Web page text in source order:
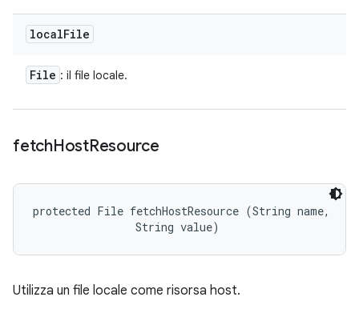
localFile
File : il file locale.
fetchHostResource
protected File fetchHostResource (String name,
                String value)
Utilizza un file locale come risorsa host.